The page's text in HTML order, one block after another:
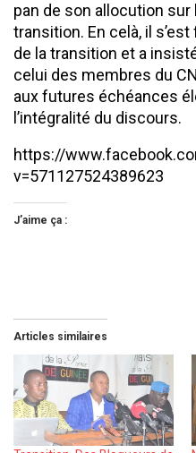
pan de son allocution
transition. En celà, il
de la transition et a
celui des membres du
aux futures échéances
l’intégralité du discours.
https://
v=571127524389623
J’aime ça :
Articles similaires